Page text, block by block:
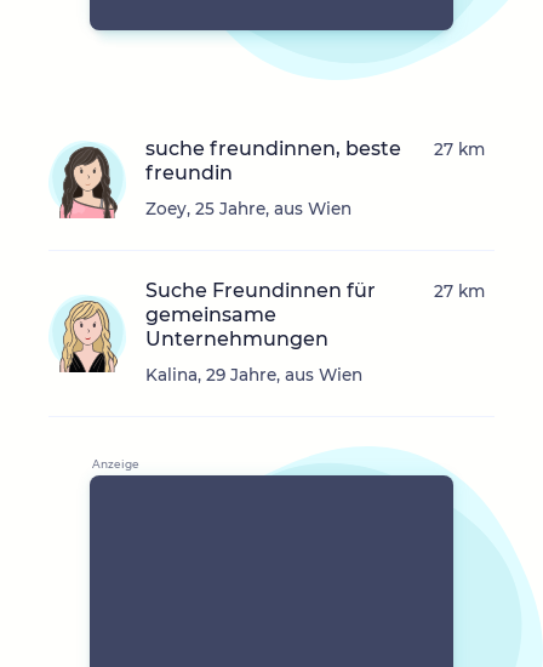
suche freundinnen, beste
freundin
Zoey, 25 Jahre, aus Wien
27 km
Suche Freundinnen für
gemeinsame
Unternehmungen
Kalina, 29 Jahre, aus Wien
27 km